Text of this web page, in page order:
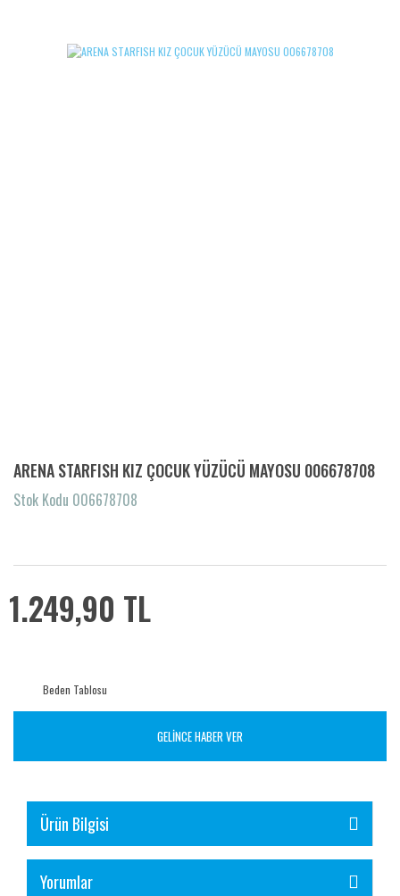
ARENA STARFISH KIZ ÇOCUK YÜZÜCÜ MAYOSU 006678708
Stok Kodu 006678708
1.249,90 TL
Beden Tablosu
GELİNCE HABER VER
Ürün Bilgisi
Yorumlar